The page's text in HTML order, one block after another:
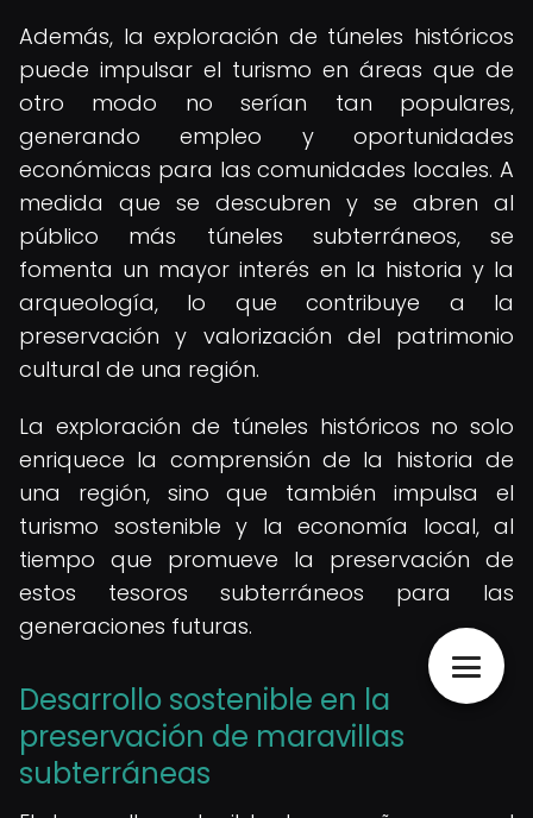
Además, la exploración de túneles históricos
puede impulsar el turismo en áreas que de
otro modo no serían tan populares,
generando empleo y oportunidades
económicas para las comunidades locales. A
medida que se descubren y se abren al
público más túneles subterráneos, se
fomenta un mayor interés en la historia y la
arqueología, lo que contribuye a la
preservación y valorización del patrimonio
cultural de una región.
La exploración de túneles históricos no solo
enriquece la comprensión de la historia de
una región, sino que también impulsa el
turismo sostenible y la economía local, al
tiempo que promueve la preservación de
estos tesoros subterráneos para las
generaciones futuras.
Desarrollo sostenible en la
preservación de maravillas
subterráneas